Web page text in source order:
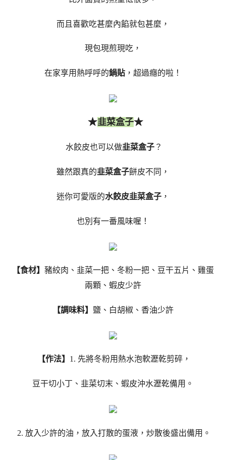
而且喜歡吃甚麼內餡就包甚麼，
現包現煎現吃，
在家享用熱呼呼的鍋貼 ，超過癮的啦！
★韭菜盒子★
水餃皮也可以做韭菜盒子 ？
雖然跟真的韭菜盒子餅皮不同，
迷你可愛版的水餃皮韭菜盒子 ，
也別有一番風味喔！
【食材】 豬絞肉、韭菜一把、冬粉一把、豆干五片、雞蛋
兩顆、蝦皮少許
【調味料】 鹽、白胡椒、香油少許
【作法】 1. 先將冬粉用熱水泡軟瀝乾剪碎，
豆干切小丁、韭菜切末、蝦皮沖水瀝乾備用。
2. 放入少許的油，放入打散的蛋液，炒散後盛出備用。